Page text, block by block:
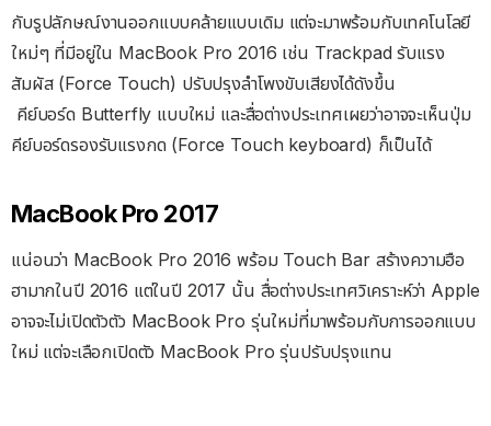
กับรูปลักษณ์งานออกแบบคล้ายแบบเดิม แต่จะมาพร้อมกับเทคโนโลยี
ใหม่ๆ ที่มีอยู่ใน MacBook Pro 2016 เช่น Trackpad รับแรง
สัมผัส (Force Touch) ปรับปรุงลำโพงขับเสียงได้ดังขึ้น
คีย์บอร์ด Butterfly แบบใหม่ และสื่อต่างประเทศเผยว่าอาจจะเห็นปุ่ม
คีย์บอร์ดรองรับแรงกด (Force Touch keyboard) ก็เป็นได้
MacBook Pro 2017
แน่อนว่า MacBook Pro 2016 พร้อม Touch Bar สร้างความฮือ
ฮามากในปี 2016 แต่ในปี 2017 นั้น สื่อต่างประเทศวิเคราะห์ว่า Apple
อาจจะไม่เปิดตัวตัว MacBook Pro รุ่นใหม่ที่มาพร้อมกับการออกแบบ
ใหม่ แต่จะเลือกเปิดตัว MacBook Pro รุ่นปรับปรุงแทน